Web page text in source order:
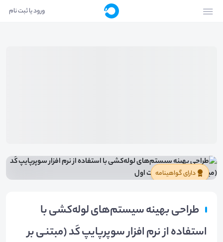
ورود یا ثبت نام
طراحی بهینه سیستم‌های لوله‌کشی با
استفاده از نرم افزار سوپرپایپ کَد (مبتنی بر
دارای گواهینامه